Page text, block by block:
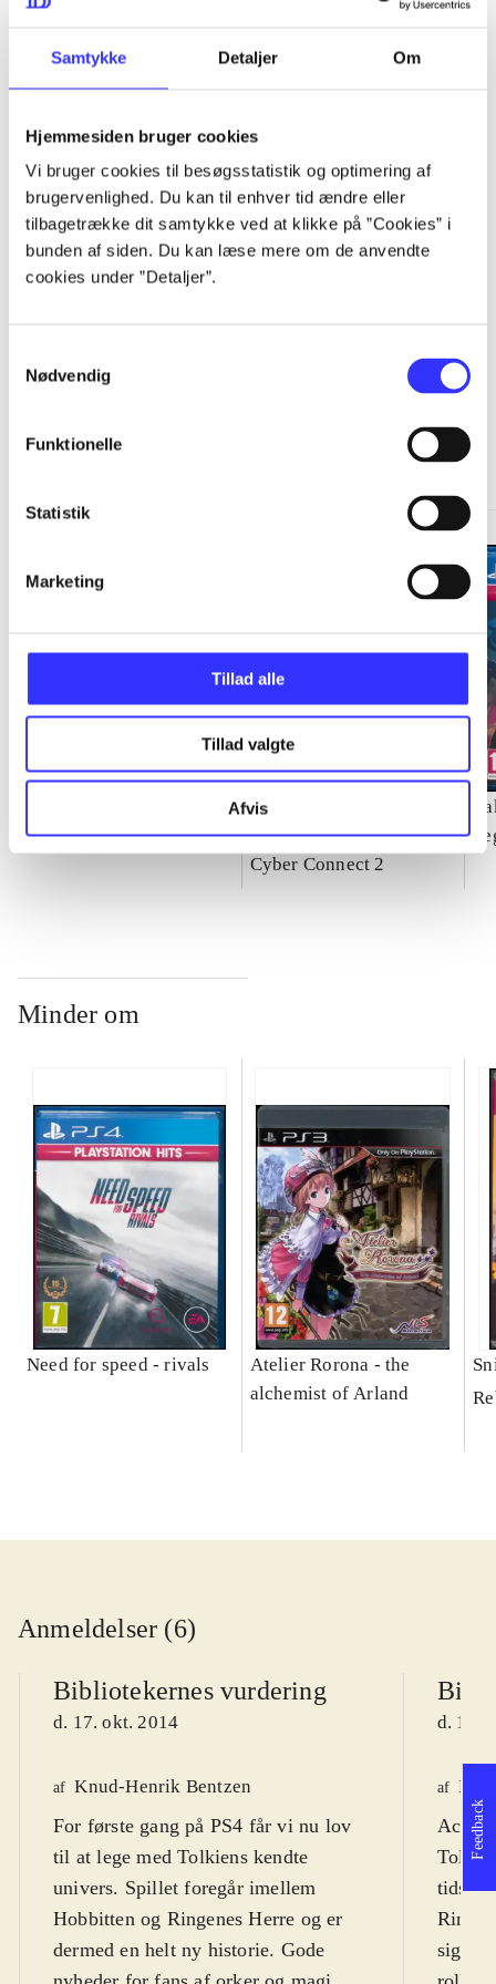
Samtykke Detaljer Om
Hjemmesiden bruger cookies
Vi bruger cookies til besøgsstatistik og optimering af
brugervenlighed. Du kan til enhver tid ændre eller
tilbagetrække dit samtykke ved at klikke på ”Cookies” i
bunden af siden. Du kan læse mere om de anvendte
cookies under ”Detaljer”.
Nødvendig
Funktionelle
Statistik
Marketing
Tillad alle
Tillad valgte
Afvis
...
...
Naruto Shippuden -
ultimate ninja storm 4
Cyber Connect 2
Minder om
Need for speed - rivals
Atelier Rorona - the
alchemist of Arland
Anmeldelser (6)
Bibliotekernes vurdering
d. 17. okt. 2014
af Knud-Henrik Bentzen
For første gang på PS4 får vi nu lov
til at lege med Tolkiens kendte
univers. Spillet foregår imellem
Hobbitten og Ringenes Herre og er
dermed en helt ny historie. Gode
d. 19.
af
sig til
Feedback